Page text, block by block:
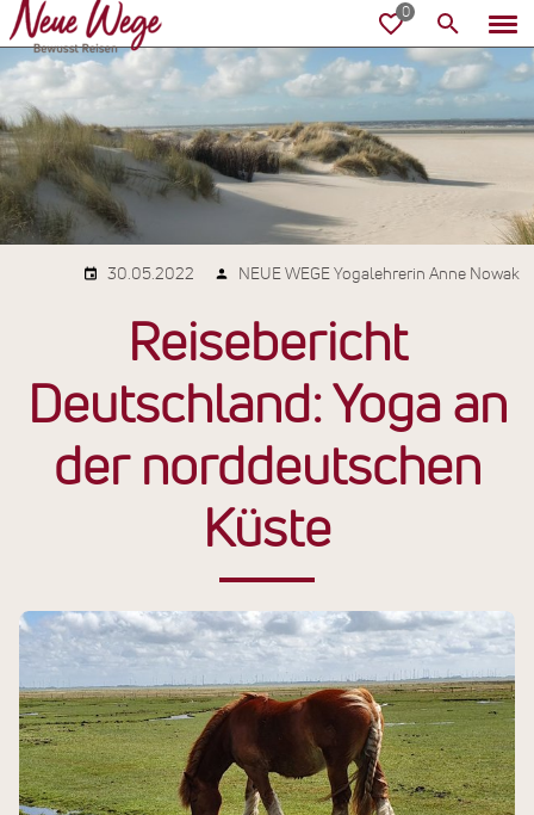
30.05.2022 NEUE WEGE Yogalehrerin Anne Nowak
Reisebericht
Deutschland: Yoga an
der norddeutschen
Küste